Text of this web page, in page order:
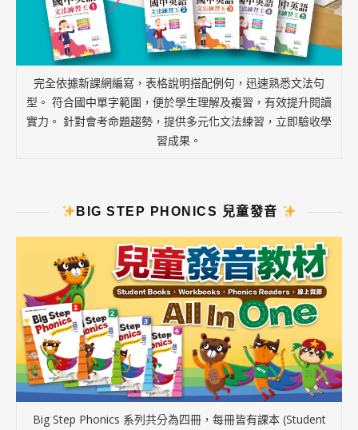
完全依據新課網編寫，表格說明搭配例句，迅速熟悉文法句
型。 符合國中單字範圍，便於學生理解及複習，有效提升閱讀
實力。 針對會考命題趨勢，提供多元化文法練習，立即驗收學
習成果。
BIG STEP PHONICS 兒童發音
Big Step Phonics 系列共分為四冊，每冊皆有課本 (Student